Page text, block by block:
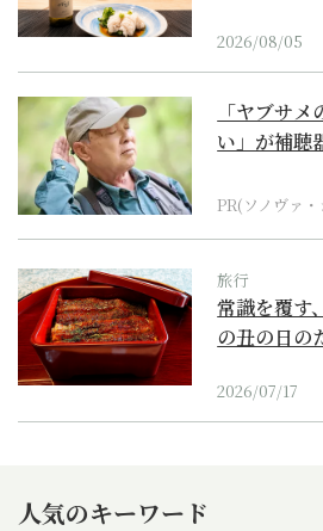
2026/08/05
「ヤブサ
い」が補聴
PR(ソノヴァ
旅行
常識を覆す
の丑の日の
2026/07/17
人気のキーワード